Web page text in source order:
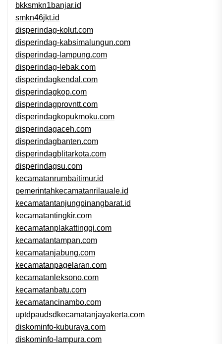
bkksmkn1banjar.id
smkn46jkt.id
disperindag-kolut.com
disperindag-kabsimalungun.com
disperindag-lampung.com
disperindag-lebak.com
disperindagkendal.com
disperindagkop.com
disperindagprovntt.com
disperindagkopukmoku.com
disperindagaceh.com
disperindagbanten.com
disperindagblitarkota.com
disperindagsu.com
kecamatanrumbaitimur.id
pemerintahkecamatanrilauale.id
kecamatantanjungpinangbarat.id
kecamatantingkir.com
kecamatanplakattinggi.com
kecamatantampan.com
kecamatanjabung.com
kecamatanpagelaran.com
kecamatanleksono.com
kecamatanbatu.com
kecamatancinambo.com
uptdpaudsdkecamatanjayakerta.com
diskominfo-kuburaya.com
diskominfo-lampura.com